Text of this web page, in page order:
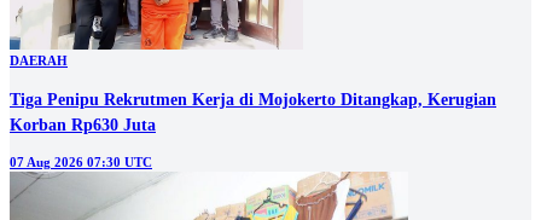
DAERAH
Tiga Penipu Rekrutmen Kerja di Mojokerto Ditangkap, Kerugian
Korban Rp630 Juta
07 Aug 2026 07:30 UTC